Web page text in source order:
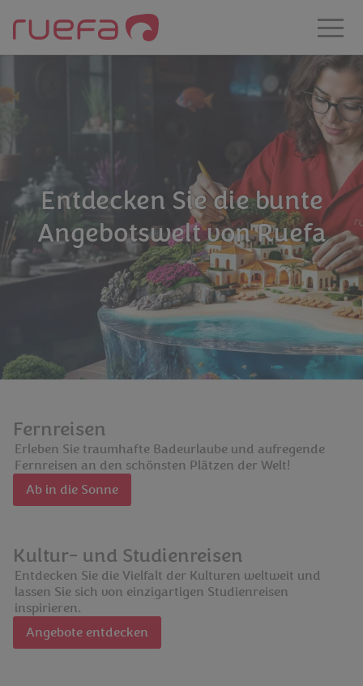
Zum Hauptinhalt springen
Entdecken Sie die bunte
Angebotswelt von Ruefa
Fernreisen
Erleben Sie traumhafte Badeurlaube und aufregende
Fernreisen an den schönsten Plätzen der Welt!
Ab in die Sonne
Kultur- und Studienreisen
Entdecken Sie die Vielfalt der Kulturen weltweit und
lassen Sie sich von einzigartigen Studienreisen
inspirieren.
Angebote entdecken